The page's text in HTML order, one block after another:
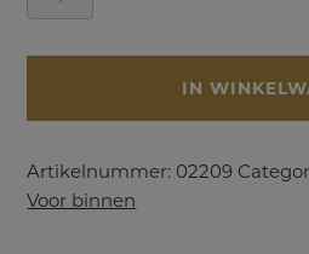
Kaars
23
cm
IN
Artikelnummer: 02209
Voor binnen